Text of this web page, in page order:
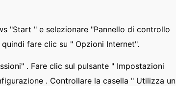
"Start " e selezionare "Pannello di controllo
fare clic su " Opzioni Internet".
. Fare clic sul pulsante " Impostazioni
. Controllare la casella " Utilizza un